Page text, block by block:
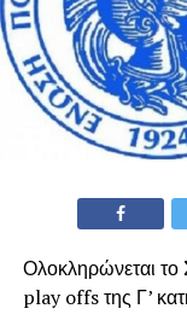
Ολοκληρώνεται το
play offs της Γ’